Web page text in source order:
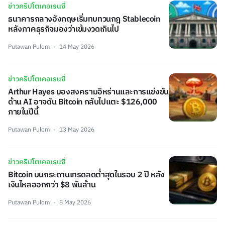
ข่าวคริปโตเคอเรนซี่
ธนาคารกลางอังกฤษเริ่มทบทวนกฎ Stablecoin
หลังภาคธุรกิจมองว่าเข้มงวดเกินไป
Putawan Pulom 14 May 2026
ข่าวคริปโตเคอเรนซี่
Arthur Hayes มองสงครามอิหร่านและการแข่งขัน
ด้าน AI อาจดัน Bitcoin กลับไปแตะ $126,000
ภายในปีนี้
Putawan Pulom 13 May 2026
ข่าวคริปโตเคอเรนซี่
Bitcoin บนกระดานเทรดลดต่ำสุดในรอบ 2 ปี หลัง
เงินไหลออกกว่า $8 พันล้าน
Putawan Pulom 8 May 2026